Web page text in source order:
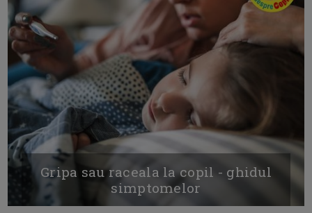
Gripa sau raceala la copil - ghidul
simptomelor